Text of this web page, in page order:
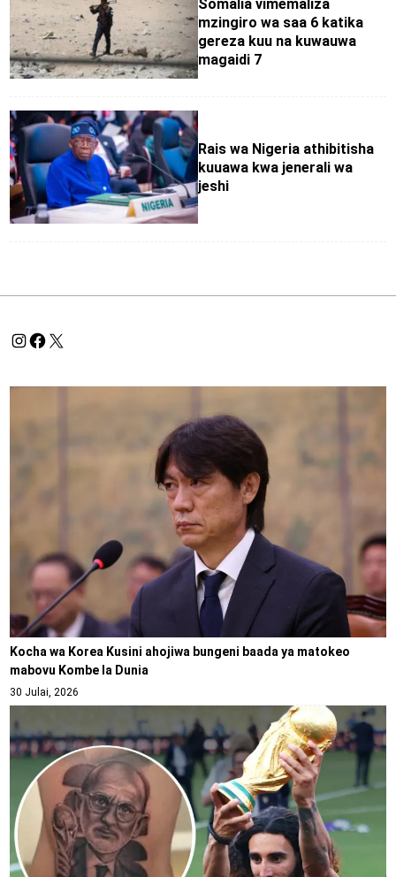
Somalia vimemaliza
mzingiro wa saa 6 katika
gereza kuu na kuwauwa
magaidi 7
Rais wa Nigeria athibitisha
kuuawa kwa jenerali wa
jeshi
Kocha wa Korea Kusini ahojiwa bungeni baada ya matokeo
mabovu Kombe la Dunia
30 Julai, 2026